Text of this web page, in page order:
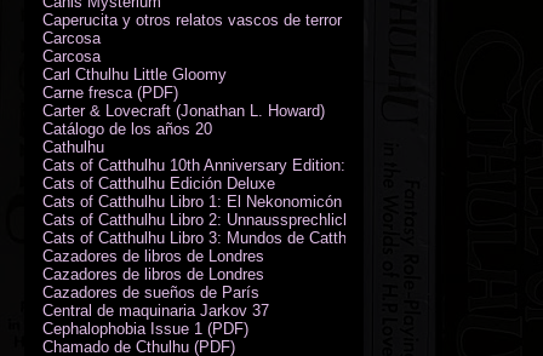
Caperucita y otros relatos vascos de terror (M. Rodríguez)
Carcosa
Carcosa
Carl Cthulhu Little Gloomy
Carne fresca (PDF)
Carter & Lovecraft (Jonathan L. Howard)
Catálogo de los años 20
Cathulhu
Cats of Catthulhu 10th Anniversary Edition: Quick Start Rules
Cats of Catthulhu Edición Deluxe
Cats of Catthulhu Libro 1: El Nekonomicón
Cats of Catthulhu Libro 2: Unnaussprechlichen Katzen
Cats of Catthulhu Libro 3: Mundos de Catthulhu
Cazadores de libros de Londres
Cazadores de libros de Londres
Cazadores de sueños de París
Central de maquinaria Jarkov 37
Cephalophobia Issue 1 (PDF)
Chamado de Cthulhu (PDF)